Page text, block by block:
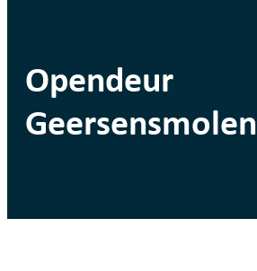
Opendeur
Geersensmolen